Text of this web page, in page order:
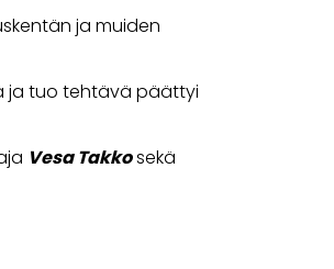
ja muiden
ja tuo tehtävä päättyi
Vesa Takkosekä